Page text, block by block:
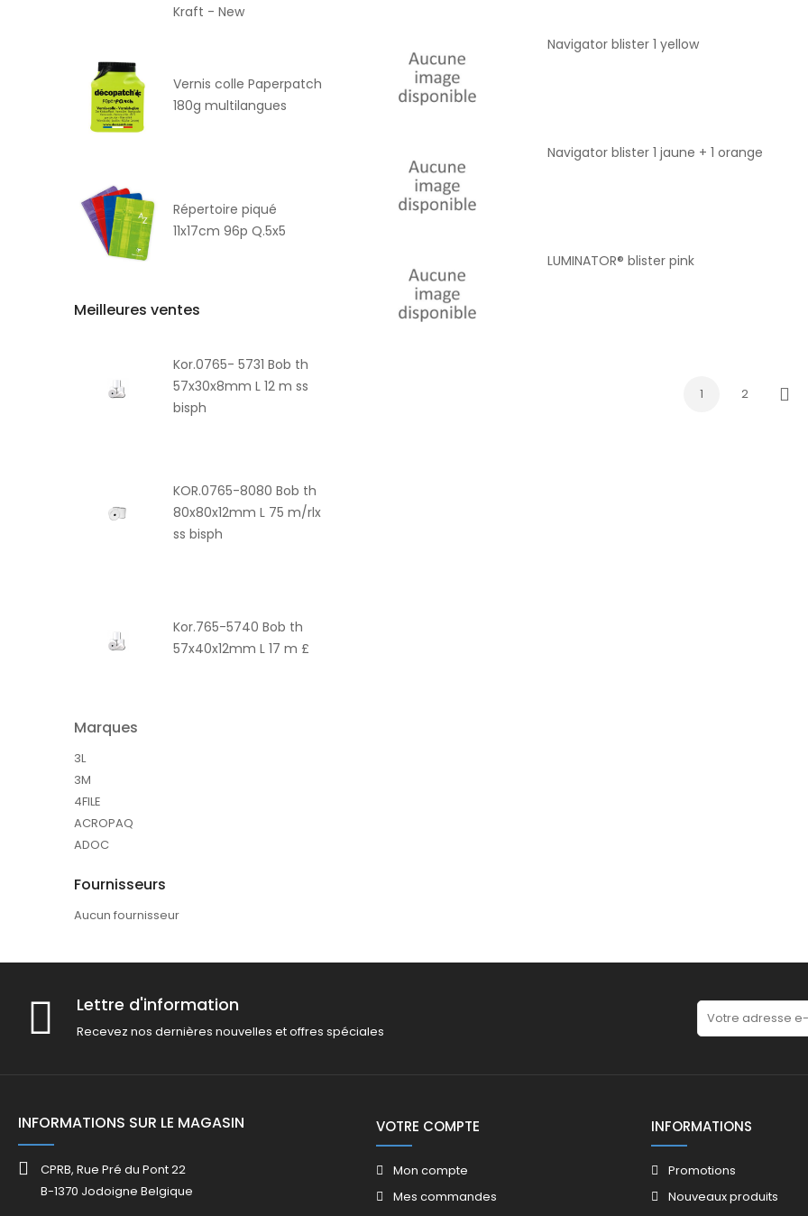
Kraft - New
Vernis colle Paperpatch
180g multilangues
Répertoire piqué
11x17cm 96p Q.5x5
Meilleures ventes
Kor.0765- 5731 Bob th
57x30x8mm L 12 m ss
bisph
KOR.0765-8080 Bob th
80x80x12mm L 75 m/rlx
ss bisph
Kor.765-5740 Bob th
57x40x12mm L 17 m £
Marques
3L
3M
4FILE
ACROPAQ
ADOC
Fournisseurs
Aucun fournisseur
Navigator blister 1 yellow
Navigator blister 1 jaune + 1 orange
LUMINATOR® blister pink
1 2
Lettre d'information
Recevez nos dernières nouvelles et offres spéciales
INFORMATIONS SUR LE MAGASIN
CPRB, Rue Pré du Pont 22
B-1370 Jodoigne Belgique
VOTRE COMPTE
Mon compte
Mes commandes
INFORMATIONS
Promotions​
Nouveaux produits​